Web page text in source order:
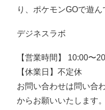
り、ポケモンGOで遊ん
デジネスラボ
【営業時間】 10:00〜
【休業日】不定休
お問い合わせは問い合
からお願いいたします。